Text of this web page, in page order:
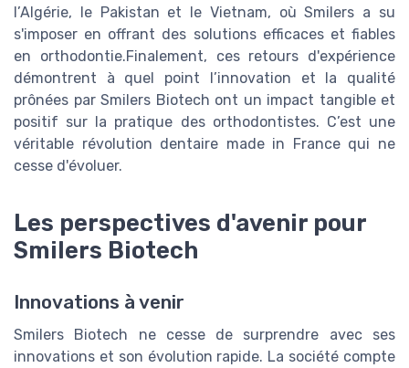
l’Algérie, le Pakistan et le Vietnam, où Smilers a su
s'imposer en offrant des solutions efficaces et fiables
en orthodontie.Finalement, ces retours d'expérience
démontrent à quel point l’innovation et la qualité
prônées par Smilers Biotech ont un impact tangible et
positif sur la pratique des orthodontistes. C’est une
véritable révolution dentaire made in France qui ne
cesse d'évoluer.
Les perspectives d'avenir pour
Smilers Biotech
Innovations à venir
Smilers Biotech ne cesse de surprendre avec ses
innovations et son évolution rapide. La société compte